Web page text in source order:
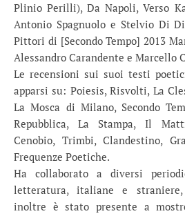
Plinio Perilli), Da Napoli, Verso
Antonio Spagnuolo e Stelvio Di
Pittori di [Secondo Tempo] 2013
Alessandro Carandente e Marcello
Le recensioni sui suoi testi
apparsi su: Poiesis, Risvolti, La
La Mosca di Milano, Secondo
Repubblica, La Stampa, Il
Cenobio, Trimbi, Clandestino,
Frequenze Poetiche.
Ha collaborato a diversi
letteratura, italiane e
inoltre è stato presente a